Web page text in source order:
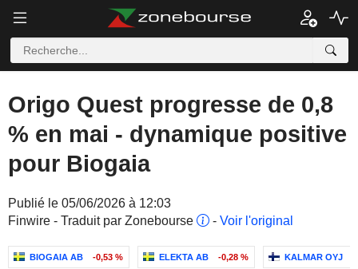
Origo Quest progresse de 0,8
% en mai - dynamique positive
pour Biogaia
Publié le 05/06/2026 à 12:03
Finwire - Traduit par Zonebourse
- Voir l'original
BIOGAIA AB -0,53 % ELEKTA AB -0,28 % KALMAR OYJ